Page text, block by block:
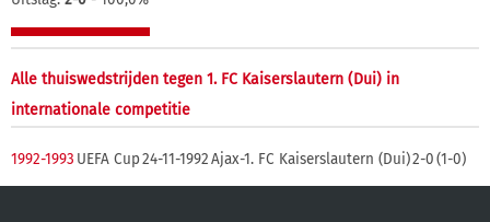
Alle thuiswedstrijden tegen 1. FC Kaiserslautern (Dui) in
internationale competitie
1992-1993 UEFA Cup24-11-1992Ajax-1. FC Kaiserslautern (Dui)2-0(1-0)